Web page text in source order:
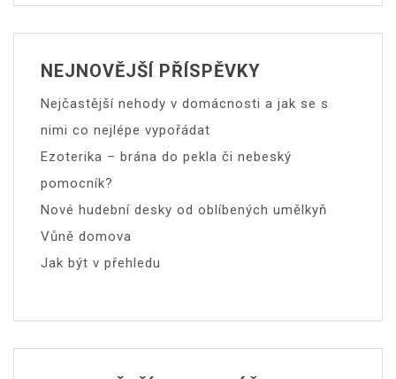
NEJNOVĚJŠÍ PŘÍSPĚVKY
Nejčastější nehody v domácnosti a jak se s
nimi co nejlépe vypořádat
Ezoterika – brána do pekla či nebeský
pomocník?
Nové hudební desky od oblíbených umělkyň
Vůně domova
Jak být v přehledu